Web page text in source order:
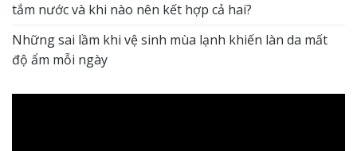
tắm nước và khi nào nên kết hợp cả hai?
Những sai lầm khi vệ sinh mùa lạnh khiến làn da mất
độ ẩm mỗi ngày